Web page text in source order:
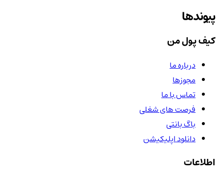
پیوندها
کیف پول من
درباره ما
مجوزها
تماس با ما
فرصت های شغلی
باگ بانتی
دانلود اپلیکیشن
اطلاعات